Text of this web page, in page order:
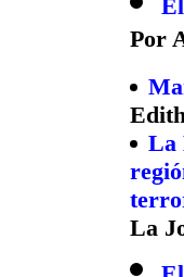
Por
La
La